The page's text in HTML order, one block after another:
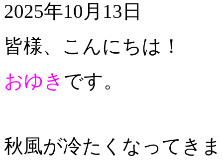
2025年10月13日
皆様、こんにちは！
おゆき です。
秋風が冷たくなってき